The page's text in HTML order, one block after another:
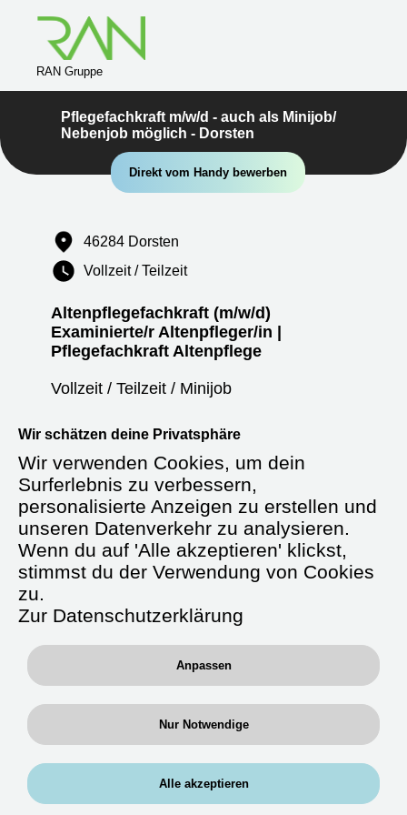
RAN Gruppe
Pflegefachkraft m/w/d - auch als Minijob/
Nebenjob möglich - Dorsten
Direkt vom Handy bewerben
46284 Dorsten
Vollzeit / Teilzeit
Altenpflegefachkraft (m/w/d)
Examinierte/r Altenpfleger/in |
Pflegefachkraft Altenpflege
Vollzeit / Teilzeit / Minijob
Willkommen bei der RAN Gruppe –
Dein Einstieg, deine Bedingungen.
Erreichbar unter0711 / 658 692-22
per WhatsApp: 0176-61169744
Starte durch als
Altenpflegefachkraft
Du arbeitest in Bereichen, in denen du
Stationseinheiten oder auf Wunsch auch
Krankenhäusern. Einsätze sind regional
Wir schätzen deine Privatsphäre
Wir verwenden Cookies, um dein
Surferlebnis zu verbessern,
personalisierte Anzeigen zu erstellen und
unseren Datenverkehr zu analysieren.
Wenn du auf 'Alle akzeptieren' klickst,
stimmst du der Verwendung von Cookies
zu.
Zur Datenschutzerklärung
Anpassen
Nur Notwendige
Alle akzeptieren